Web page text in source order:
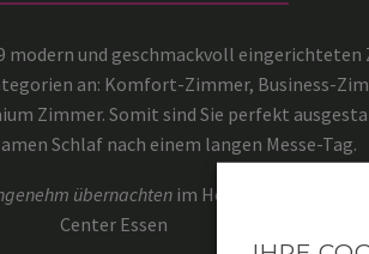
modern und geschmackvoll
an: Komfort-Zimmer, Business-
Zimmer. Somit sind Sie perfekt
Schlaf nach einem langen Messe-Tag.
übernachten im Hotel An der Gruga
Center Essen